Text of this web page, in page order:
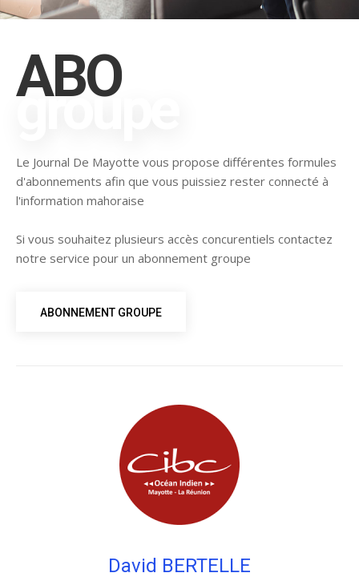
ABO
groupe
Le Journal De Mayotte vous propose différentes formules
d'abonnements afin que vous puissiez rester connecté à
l'information mahoraise
Si vous souhaitez plusieurs accès concurentiels contactez
notre service pour un abonnement groupe
ABONNEMENT GROUPE
David BERTELLE